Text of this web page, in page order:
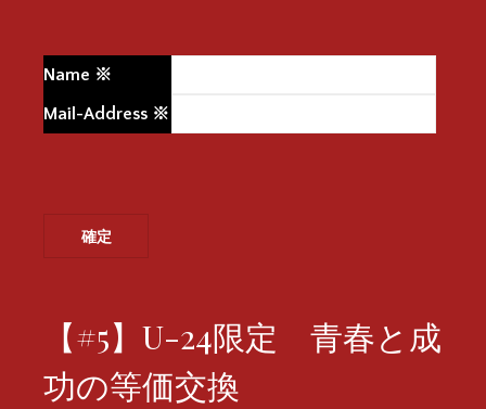
Name ※
Mail-Address ※
【#5】U-24限定 青春と成
功の等価交換